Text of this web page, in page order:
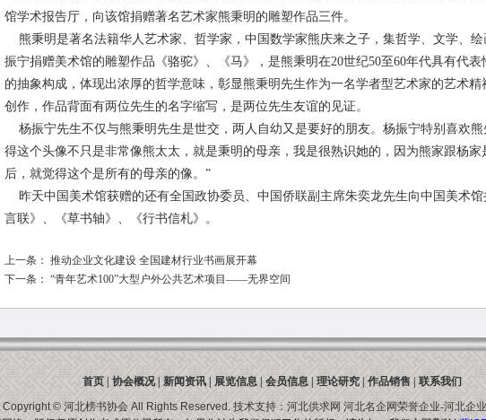
馆学术报告厅，向该馆捐赠著名艺术家熊秉明的雕塑作品三件。
熊秉明是著名法籍华人艺术家、哲学家，中国数学家熊庆来之子，集哲学、文学、
振宁捐赠美术馆的雕塑作品《骆驼》、《马》，是熊秉明在20世纪50至60年代具有代
的抽象构成，体现出浓厚的哲学意味，彰显熊秉明先生作为一名学者型艺术家的艺术
创作，作品背面有两位先生的名字缩写，是两位先生友谊的见证。
杨振宁先生不仅与熊秉明先生是世交，两人自幼又是要好的朋友。杨振宁特别喜欢
得这个头像不只是非常像熊太太，就是秉明的母亲，我是很熟识她的，因为熊家跟杨
后，就觉得这个是所有的母亲的像。”
昨天中国美术馆获赠的还有全国政协委员、中国侨联副主席朱奕龙先生向中国美术
言联》、《草书轴》、《行书信札》。
上一条： 推动企业文化建设 全国建材行业书画展开幕
下一条： “青年艺术100”大型户外公共艺术项目——无界空间
首页| 协会概况| 新闻资讯| 展览信息| 会员信息| 理论研究| 作品销售
联系我们
Copyright © 河北榜书协会 All Rights Reserved. 技术支持： 河北供求网 河北名企网荣誉企业-河北企